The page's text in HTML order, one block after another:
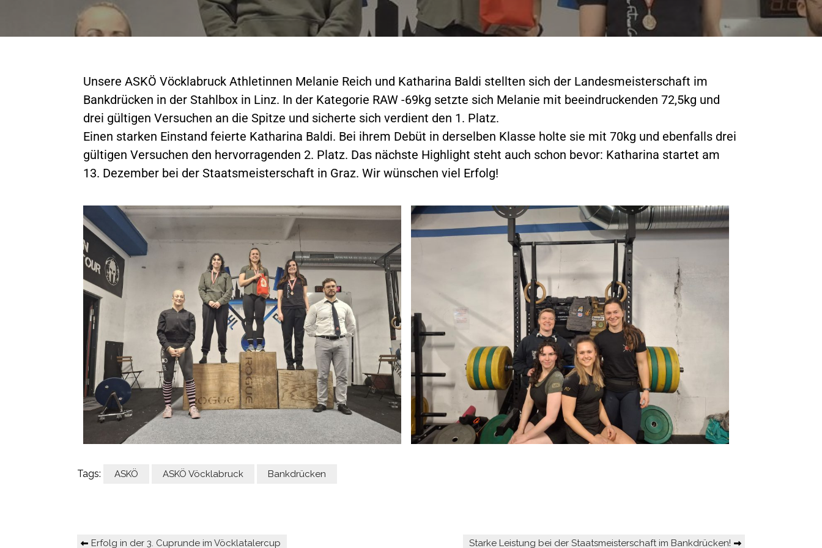
Unsere ASKÖ Vöcklabruck Athletinnen Melanie Reich und Katharina Baldi stellten sich der Landesmeisterschaft im
Bankdrücken in der Stahlbox in Linz. In der Kategorie RAW -69kg setzte sich Melanie mit beeindruckenden 72,5kg und
drei gültigen Versuchen an die Spitze und sicherte sich verdient den 1. Platz.
Einen starken Einstand feierte Katharina Baldi. Bei ihrem Debüt in derselben Klasse holte sie mit 70kg und ebenfalls drei
gültigen Versuchen den hervorragenden 2. Platz. Das nächste Highlight steht auch schon bevor: Katharina startet am
13. Dezember bei der Staatsmeisterschaft in Graz. Wir wünschen viel Erfolg!
Tags: ASKÖ ASKÖ Vöcklabruck Bankdrücken
Erfolg in der 3. Cuprunde im Vöcklatalercup Starke Leistung bei der Staatsmeisterschaft im Bankdrücken!